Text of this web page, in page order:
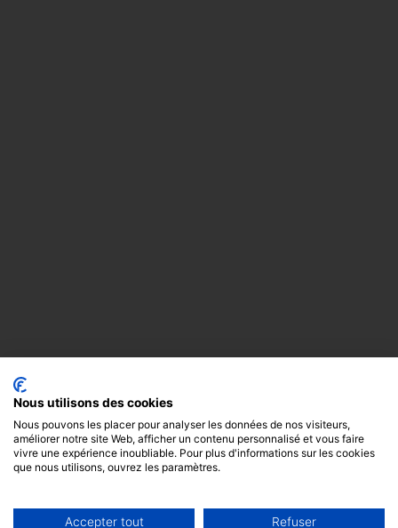
Nous utilisons des cookies
Nous pouvons les placer pour analyser les données de nos visiteurs,
améliorer notre site Web, afficher un contenu personnalisé et vous faire
vivre une expérience inoubliable. Pour plus d'informations sur les cookies
que nous utilisons, ouvrez les paramètres.
Accepter tout Refuser